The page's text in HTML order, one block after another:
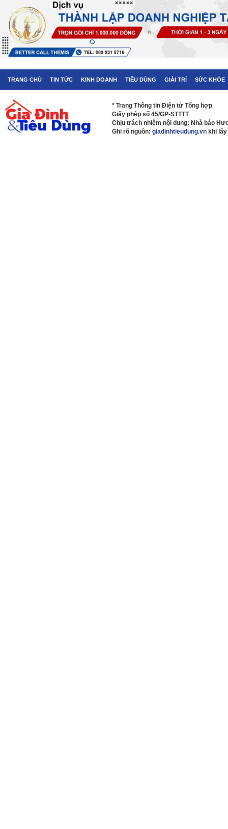
TRANG CHỦ TIN TỨC KINH DOANH TIÊU DÙNG GIẢI TRÍ SỨC KHỎE
* Trang Thông tin Điện tử Tổng hợp
Giấy phép số 45/GP-STTTT
Chịu trách nhiệm nội dung: Nhà báo
Ghi rõ nguồn: giadinhtieudung.vn khi